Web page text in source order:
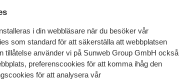
i din webbläsare när du besöker vår
som standard för att säkerställa att webbplatsen
tillåtelse använder vi på Sunweb Group GmbH också
preferenscookies för att komma ihåg den
för att analysera vår
av vår produkt.Mer om recensioner
Mest bokad av familj